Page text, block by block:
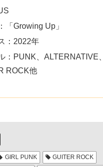
「Growing Up」
：2022年
：PUNK、ALTERNATIVE、
ROCK他
GIRL PUNK
GUITER ROCK